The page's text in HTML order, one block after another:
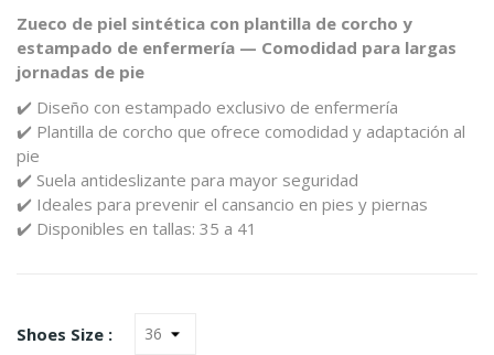
Zueco de piel sintética con plantilla de corcho y
estampado de enfermería — Comodidad para largas
jornadas de pie
✔️ Diseño con estampado exclusivo de enfermería
✔️ Plantilla de corcho que ofrece comodidad y adaptación al
pie
✔️ Suela antideslizante para mayor seguridad
✔️ Ideales para prevenir el cansancio en pies y piernas
✔️ Disponibles en tallas: 35 a 41
Shoes Size :